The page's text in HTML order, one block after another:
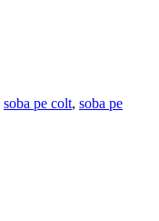
soba pe colt, soba pe